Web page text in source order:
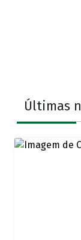
Últimas